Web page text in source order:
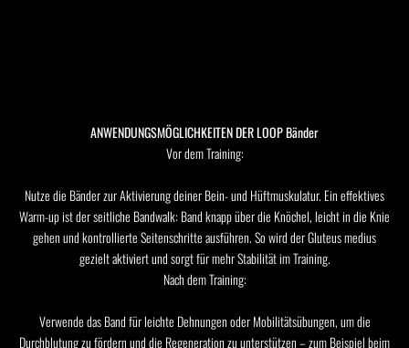
ANWENDUNGSMÖGLICHKEITEN DER LOOP Bänder
Vor dem Training:
Nutze die Bänder zur Aktivierung deiner Bein- und Hüftmuskulatur. Ein effektives
Warm-up ist der seitliche Bandwalk: Band knapp über die Knöchel, leicht in die Knie
gehen und kontrollierte Seitenschritte ausführen. So wird der Gluteus medius
gezielt aktiviert und sorgt für mehr Stabilität im Training.
Nach dem Training:
Verwende das Band für leichte Dehnungen oder Mobilitätsübungen, um die
Durchblutung zu fördern und die Regeneration zu unterstützen – zum Beispiel beim